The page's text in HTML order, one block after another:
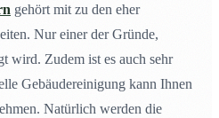
gehört mit zu den eher
Nur einer der Gründe,
wird. Zudem ist es auch sehr
Gebäudereinigung kann Ihnen
Natürlich werden die